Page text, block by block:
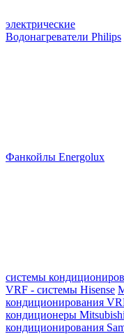
электрические
Водонагреватели Philips
Фанкойлы Energolux
системы
VRF - системы Hisense
кондиционирования
кондиционеры
кондиционирования